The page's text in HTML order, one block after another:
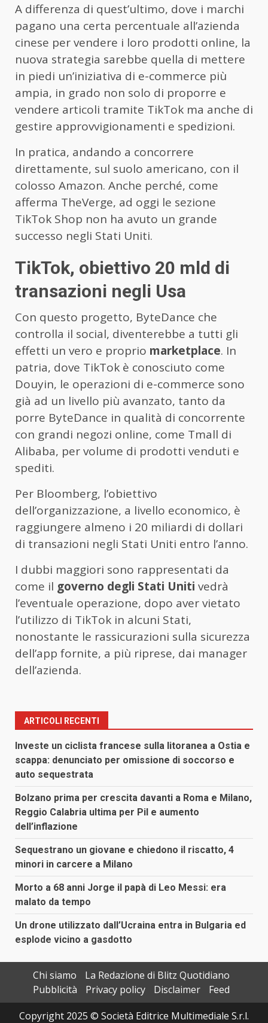
A differenza di quest’ultimo, dove i marchi
pagano una certa percentuale all’azienda
cinese per vendere i loro prodotti online, la
nuova strategia sarebbe quella di mettere
in piedi un’iniziativa di e-commerce più
ampia, in grado non solo di proporre e
vendere articoli tramite TikTok ma anche di
gestire approvvigionamenti e spedizioni.
In pratica, andando a concorrere
direttamente, sul suolo americano, con il
colosso Amazon. Anche perché, come
afferma TheVerge, ad oggi le sezione
TikTok Shop non ha avuto un grande
successo negli Stati Uniti.
TikTok, obiettivo 20 mld di
transazioni negli Usa
Con questo progetto, ByteDance che
controlla il social, diventerebbe a tutti gli
effetti un vero e proprio marketplace. In
patria, dove TikTok è conosciuto come
Douyin, le operazioni di e-commerce sono
già ad un livello più avanzato, tanto da
porre ByteDance in qualità di concorrente
con grandi negozi online, come Tmall di
Alibaba, per volume di prodotti venduti e
spediti.
Per Bloomberg, l’obiettivo
dell’organizzazione, a livello economico, è
raggiungere almeno i 20 miliardi di dollari
di transazioni negli Stati Uniti entro l’anno.
I dubbi maggiori sono rappresentati da
come il governo degli Stati Uniti vedrà
l’eventuale operazione, dopo aver vietato
l’utilizzo di TikTok in alcuni Stati,
nonostante le rassicurazioni sulla sicurezza
dell’app fornite, a più riprese, dai manager
dell’azienda.
ARTICOLI RECENTI
Investe un ciclista francese sulla litoranea a Ostia e
scappa: denunciato per omissione di soccorso e
auto sequestrata
Bolzano prima per crescita davanti a Roma e Milano,
Reggio Calabria ultima per Pil e aumento
dell’inflazione
Sequestrano un giovane e chiedono il riscatto, 4
minori in carcere a Milano
Morto a 68 anni Jorge il papà di Leo Messi: era
malato da tempo
Un drone utilizzato dall’Ucraina entra in Bulgaria ed
esplode vicino a gasdotto
Chi siamo
La Redazione di Blitz Quotidiano
Pubblicità
Privacy policy Disclaimer
Feed
Copyright 2025 © Società Editrice Multimediale S.r.l.